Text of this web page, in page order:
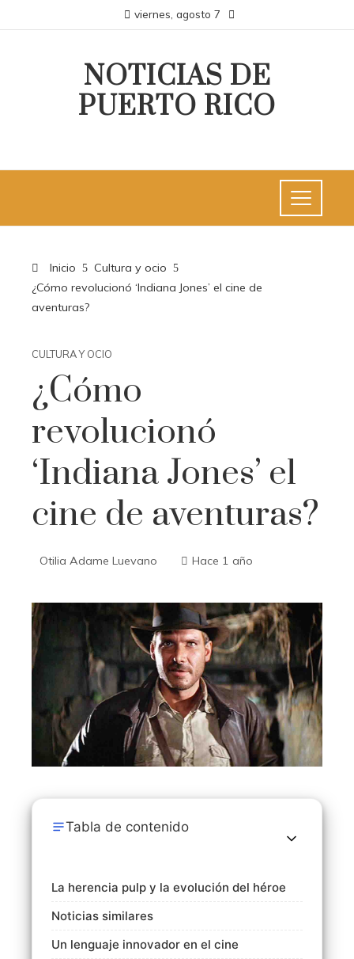
viernes, agosto 7
NOTICIAS DE
PUERTO RICO
Inicio
Cultura y ocio
¿Cómo revolucionó ‘Indiana Jones’ el cine de
aventuras?
CULTURA Y OCIO
¿Cómo
revolucionó
‘Indiana Jones’ el
cine de aventuras?
Otilia Adame Luevano Hace 1 año
Tabla de contenido
La herencia pulp y la evolución del héroe
Noticias similares
Un lenguaje innovador en el cine